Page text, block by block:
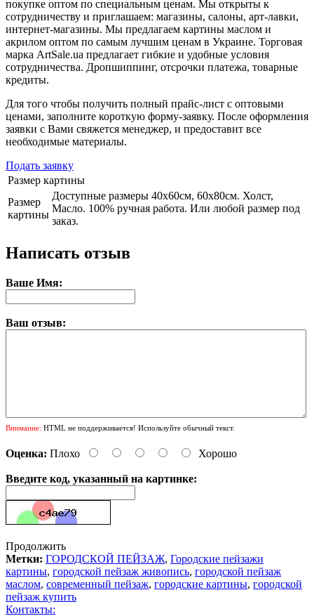
покупке оптом по специальным ценам. Мы открыты к
сотрудничеству и приглашаем: магазины, салоны, арт-лавки,
интернет-магазины. Мы предлагаем картины маслом и
акрилом оптом по самым лучшим ценам в Украине. Торговая
марка ArtSale.ua предлагает гибкие и удобные условия
сотрудничества. Дропшиппинг, отсрочки платежа, товарные
кредиты.
Для того чтобы получить полный прайс-лист с оптовыми
ценами, заполните короткую форму-заявку. После оформления
заявки с Вами свяжется менеджер, и предоставит все
необходимые материалы.
Подать заявку
Размер картины
Размер
картины
Доступные размеры 40х60см, 60х80см. Холст,
Масло. 100% ручная работа. Или любой размер под
заказ.
Написать отзыв
Ваше Имя:
Ваш отзыв:
Внимание: HTML не поддерживается! Используйте обычный текст.
Оценка: Плохо Хорошо
Введите код, указанный на картинке:
Продолжить
Метки: ГОРОДСКОЙ ПЕЙЗАЖ, Городские пейзажи
картины, городской пейзаж живопись, городской пейзаж
маслом, современный пейзаж, городские картины, городской
пейзаж купить
Контакты: